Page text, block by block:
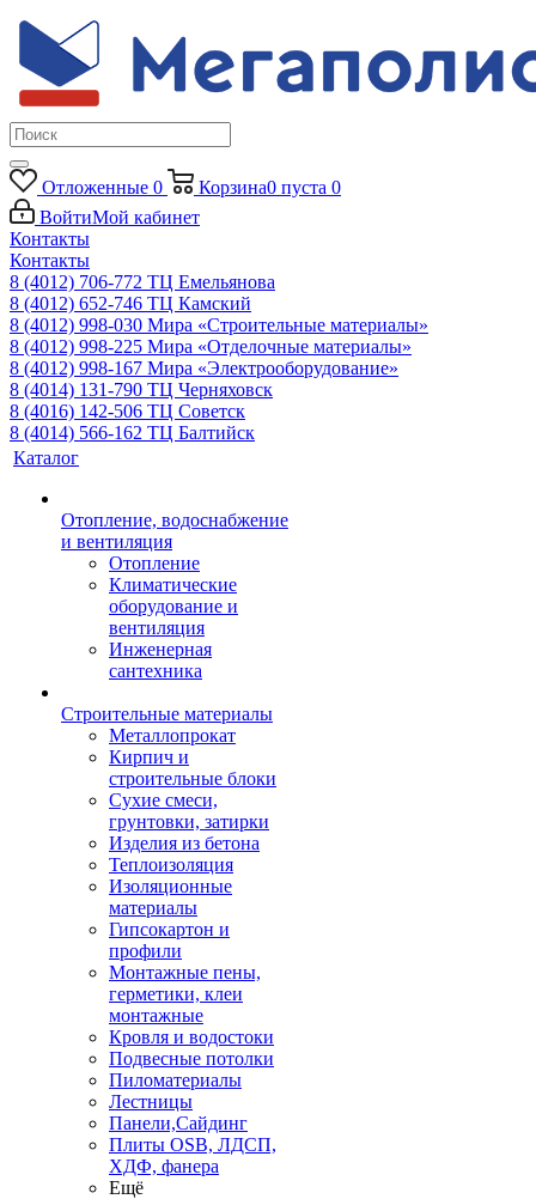
Отложенные 0 Корзина0 пуста 0
ВойтиМой кабинет
Контакты
Контакты
8 (4012) 706-772 ТЦ Емельянова
8 (4012) 652-746 ТЦ Камский
8 (4012) 998-030 Мира «Строительные материалы»
8 (4012) 998-225 Мира «Отделочные материалы»
8 (4012) 998-167 Мира «Электрооборудование»
8 (4014) 131-790 ТЦ Черняховск
8 (4016) 142-506 ТЦ Советск
8 (4014) 566-162 ТЦ Балтийск
Каталог
Отопление, водоснабжение
и вентиляция
Отопление
Климатические
оборудование и
вентиляция
Инженерная
сантехника
Строительные материалы
Металлопрокат
Кирпич и
строительные блоки
Сухие смеси,
грунтовки, затирки
Изделия из бетона
Теплоизоляция
Изоляционные
материалы
Гипсокартон и
профили
Монтажные пены,
герметики, клеи
монтажные
Кровля и водостоки
Подвесные потолки
Пиломатериалы
Лестницы
Панели,Сайдинг
Плиты OSB, ЛДСП,
ХДФ, фанера
Ещё